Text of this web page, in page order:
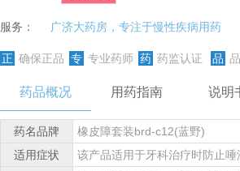
服务： 广济大药房，专注于慢性疾病用药
正 确保正品 专 专业药师 药 药监认证 品
药品概况 用药指南 说明
药名品牌
橡皮障套装brd-c12(蓝野)
适用症状
该产品适用于牙科治疗时防止唾